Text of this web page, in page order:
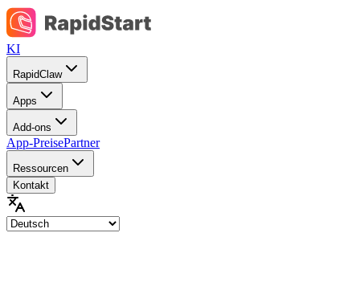
KI
RapidClaw
Apps
Add-ons
App-PreisePartner
Ressourcen
Kontakt